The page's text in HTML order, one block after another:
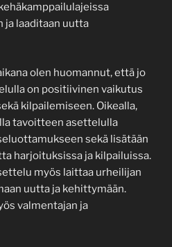
ja laaditaan uutta
olen huomannut, että jo
on positiivinen vaikutus
kilpailemiseen. Oikealla,
tavoitteen asettelulla
sekä lisätään
harjoituksissa ja kilpailuissa.
myös laittaa urheilijan
uutta ja kehittymään.
valmentajan ja